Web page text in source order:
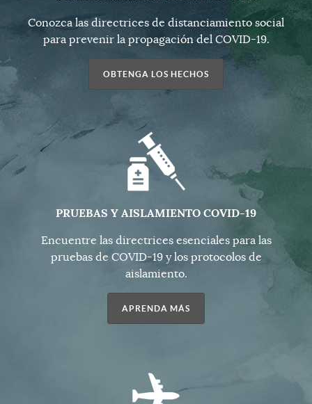
Conozca las directrices de distanciamiento social
para prevenir la propagación del COVID-19.
OBTENGA LOS HECHOS
PRUEBAS Y AISLAMIENTO COVID-19
Encuentre las directrices esenciales para las
pruebas de COVID-19 y los protocolos de
aislamiento.
APRENDA MÁS